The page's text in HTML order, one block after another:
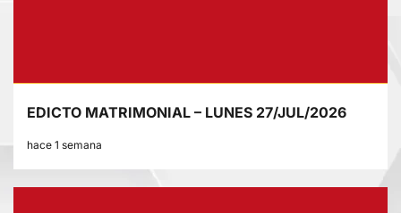
EDICTO MATRIMONIAL – LUNES 27/JUL/2026
hace 1 semana